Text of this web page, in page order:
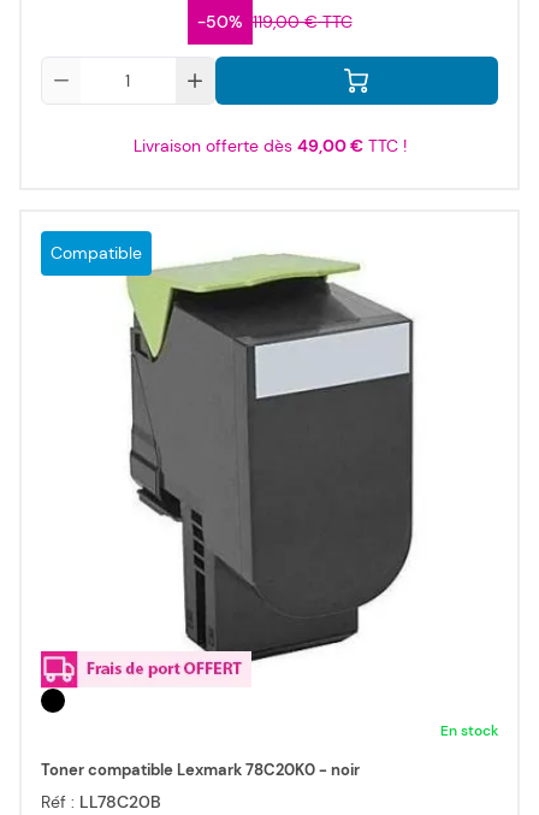
-50% 119,00 €
Livraison offerte dès 49,00 €TTC !
Compatible
En stock
Toner compatible Lexmark 78C20K0 - noir
Réf : LL78C20B